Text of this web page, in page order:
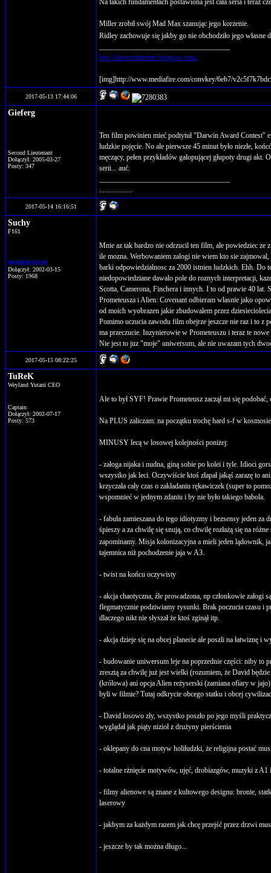
Na takich fundamentach postawiona jest cała seria i teraz
Miller zrobił swój Mad Max szanując jego korzenie.
Ridley zachowuje się jakby go nie obchodziło jego własne
http://alienschamber.blogspot.com/
[img]http://www.mediafire.com/convkey/6eb7/
2017-05-13 17:44:06
Gieferg
Second Lieutenant
Dołączył: 2005-03-27
Posty: 347
Ten film powinien mieć podtytuł "Darwin Award Contest"
ludzkie pojęcie. No ale pierwsze 45 minut było niezłe,
męczący, pełen przykładów galopującej głupoty drugi
serii... auć.
..................
2017-05-14 16:16:51
Suchy
F161
MODERATOR
Dołączył: 2002-03-15
Posty: 1968
Mnie az tak bardzo nie odrzucil ten film, ale powiedziec
ile mozna. Werbowaniem zalogi nie wiem kto sie
barki odpowiedzialnosc za 2000 istnien ludzkich. Ehh. Do
niedopowiedziane dawalo pole do roznych interpretacji,
Scotta, Camerona, Finchera i innych. I to od prawie 40 lat.
Prometeusza i Alien: Covenant odbieram wlasnie jako
od moich wyobrazen jakie zbudowalem przez
Pomimo uczucia zawodu film obejrze jeszcze nie raz i to z
ma przeczucie. Inzynierowie w Prometeuszu i teraz te
Nie jest to juz "moje" uniwersum, ale nie uwazam tych
2017-05-15 08:22:25
TuReK
Weyland Yutani CEO
Captain
Dołączył: 2002-07-17
Posty: 573
Ale to był SYF! Prawie Prometeusz zaczął mi się
Na PLUS zaliczam: na początku trochę hard s-f w
MINUSY lecą w losowej kolejności poniżej:
- załoga nijaka i nudna, giną sobie po kolei i tyle. Idioci
wszystko jak leci. Oczywiście ktoś złapał jakąś zarazę to
krzyczała cały czas o zakładaniu rękawiczek (super to
wspomnieć w jednym zdaniu i by nie było takiego babola.
- fabuła zamieszana do tego idiotyzmy i bezsensy jeden
śpieszy a za chwilę się snują, co chwilę rozłażą się na
zapominamy. Misja kolonizacyjna a mieli jeden lądownik,
tajemnica niż pochodzenie jaja w A3.
- twist na końcu oczywisty
- akcja chaotyczna, źle prowadzona, np członkowie
flegmatycznie podziwiamy rysunki. Brak poczucia czasu i
dlaczego nikt nie słyszał że ktoś zginął itp.
- akcja dzieje się na obcej planecie ale poszli na łatwiznę i
- budowanie uniwersum leje na poprzednie części: niby to
zresztą za chwilę już jest wielki (rozumiem, że David
(królowa) ani opcja Alien reżyserski (zamiana ofiary w
byli w filmie? Tutaj odkrycie obcego statku i obcej
- David losowo zły, wszystko poszło po jego myśli
wyglądał jak piąty nizioł z drużyny pierścienia
- oklepany do cna motyw holiłudzki, że religijna postać
- totalne rżnięcie motywów, ujęć, drobiazgów, muzyki z A1
- filmy alienowe są znane z kultowego designu: bronie,
laserowy
- jakbym za każdym razem jak chcę przejść przez drzwi
- jeszcze by tak można długo...